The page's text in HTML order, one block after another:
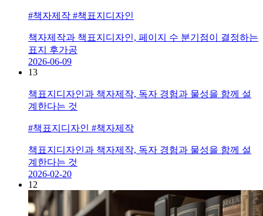
#책자제작 #책표지디자인
책자제작과 책표지디자인, 페이지 수 분기점이 결정하는
표지 후가공
2026-06-09
13
책표지디자인과 책자제작, 독자 경험과 물성을 함께 설
계한다는 것
#책표지디자인 #책자제작
책표지디자인과 책자제작, 독자 경험과 물성을 함께 설
계한다는 것
2026-02-20
12